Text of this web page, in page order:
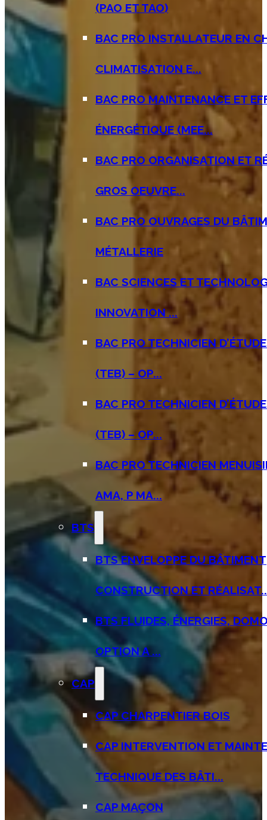
(PAO ET TAO)
BAC PRO INSTALLATEUR EN
CLIMATISATION E...
BAC PRO MAINTENANCE ET
ÉNERGÉTIQUE (MEE...
BAC PRO ORGANISATION ET
GROS OEUVRE...
BAC PRO OUVRAGES DU
MÉTALLERIE
BAC SCIENCES ET
INNOVATION ...
BAC PRO TECHNICIEN
(TEB) – OP...
BAC PRO TECHNICIEN
(TEB) – OP...
BAC PRO TECHNICIEN
AMA, P MA...
BTS
BTS ENVELOPPE DU BÂTIMENT
CONSTRUCTION ET
BTS FLUIDES, ÉNERGIES,
OPTION A ...
CAP
CAP CHARPENTIER BOIS
CAP INTERVENTION ET
TECHNIQUE DES BÂTI...
CAP MAÇON